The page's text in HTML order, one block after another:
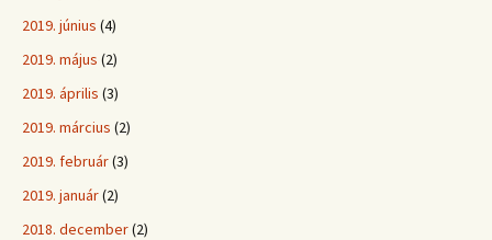
2019. június (4)
2019. május (2)
2019. április (3)
2019. március (2)
2019. február(3)
2019. január(2)
2018. december(2)